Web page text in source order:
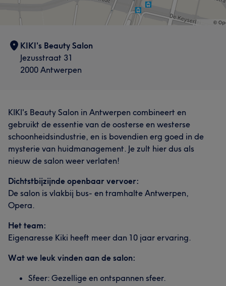
KIKI's Beauty Salon
Jezusstraat 31
2000 Antwerpen
KIKI's Beauty Salon in Antwerpen combineert en
gebruikt de essentie van de oosterse en westerse
schoonheidsindustrie, en is bovendien erg goed in de
mysterie van huidmanagement. Je zult hier dus als
nieuw de salon weer verlaten!
Dichtstbijzijnde openbaar vervoer:
De salon is vlakbij bus- en tramhalte Antwerpen,
Opera.
Het team:
Eigenaresse Kiki heeft meer dan 10 jaar ervaring.
Wat we leuk vinden aan de salon:
Sfeer: Gezellige en ontspannen sfeer.